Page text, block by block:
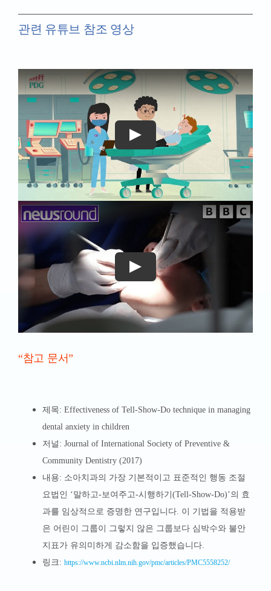
관련 유튜브 참조 영상
“참고 문서”
제목: Effectiveness of Tell-Show-Do technique in managing
dental anxiety in children
저널: Journal of International Society of Preventive &
Community Dentistry (2017)
내용: 소아치과의 가장 기본적이고 표준적인 행동 조절
요법인 ‘말하고-보여주고-시행하기(Tell-Show-Do)’의 효
과를 임상적으로 증명한 연구입니다. 이 기법을 적용받
은 어린이 그룹이 그렇지 않은 그룹보다 심박수와 불안
지표가 유의미하게 감소함을 입증했습니다.
링크: https://www.ncbi.nlm.nih.gov/pmc/articles/PMC5558252/